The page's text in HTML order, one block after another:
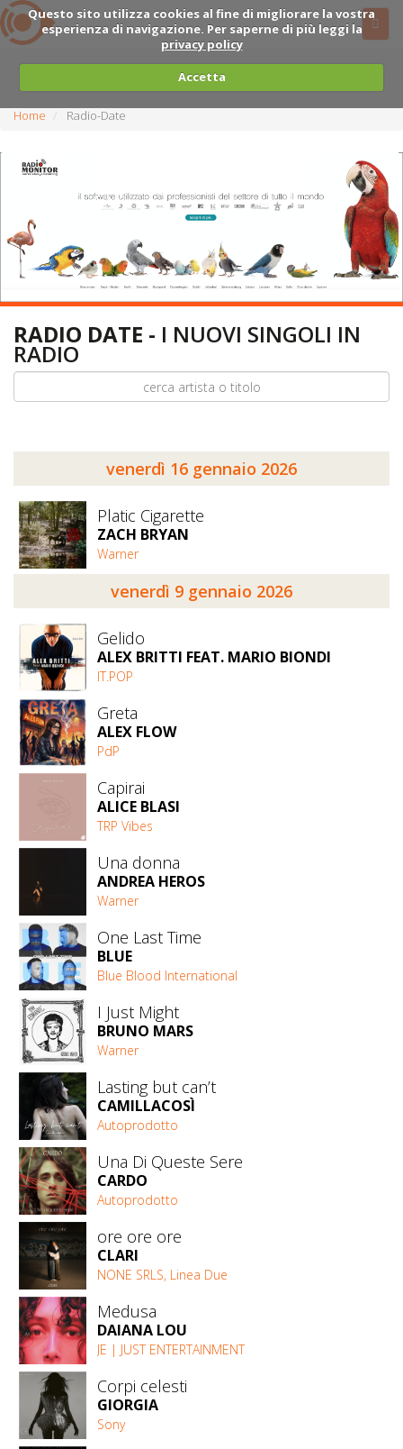
Questo sito utilizza cookies al fine di migliorare la vostra
esperienza di navigazione. Per saperne di più leggi la
privacy policy
Accetta
Home Radio-Date
RADIO DATE - I NUOVI SINGOLI IN
RADIO
venerdì 16 gennaio 2026
Platic Cigarette
ZACH BRYAN
Warner
venerdì 9 gennaio 2026
Gelido
ALEX BRITTI FEAT. MARIO BIONDI
IT.POP
Greta
ALEX FLOW
PdP
Capirai
ALICE BLASI
TRP Vibes
Una donna
ANDREA HEROS
Warner
One Last Time
BLUE
Blue Blood International
I Just Might
BRUNO MARS
Warner
Lasting but can’t
CAMILLACOSÌ
Autoprodotto
Una Di Queste Sere
CARDO
Autoprodotto
ore ore ore
CLARI
NONE SRLS, Linea Due
Medusa
DAIANA LOU
JE | JUST ENTERTAINMENT
Corpi celesti
GIORGIA
Sony